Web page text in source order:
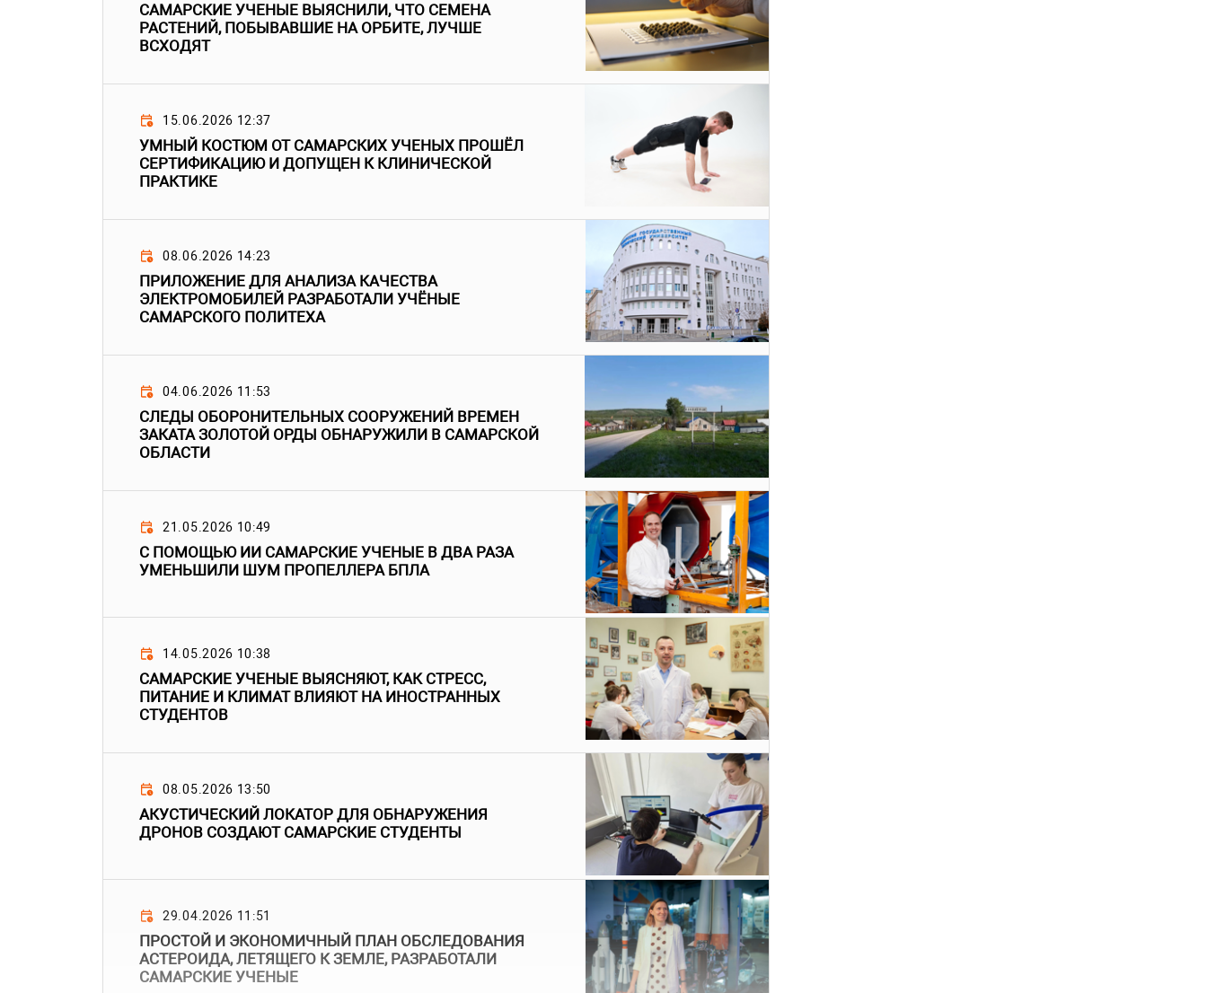
САМАРСКИЕ УЧЕНЫЕ ВЫЯСНИЛИ, ЧТО СЕМЕНА
РАСТЕНИЙ, ПОБЫВАВШИЕ НА ОРБИТЕ, ЛУЧШЕ
ВСХОДЯТ
15.06.2026 12:37
УМНЫЙ КОСТЮМ ОТ САМАРСКИХ УЧЕНЫХ ПРОШЁЛ
СЕРТИФИКАЦИЮ И ДОПУЩЕН К КЛИНИЧЕСКОЙ
ПРАКТИКЕ
08.06.2026 14:23
ПРИЛОЖЕНИЕ ДЛЯ АНАЛИЗА КАЧЕСТВА
ЭЛЕКТРОМОБИЛЕЙ РАЗРАБОТАЛИ УЧЁНЫЕ
САМАРСКОГО ПОЛИТЕХА
04.06.2026 11:53
СЛЕДЫ ОБОРОНИТЕЛЬНЫХ СООРУЖЕНИЙ ВРЕМЕН
ЗАКАТА ЗОЛОТОЙ ОРДЫ ОБНАРУЖИЛИ В САМАРСКОЙ
ОБЛАСТИ
21.05.2026 10:49
С ПОМОЩЬЮ ИИ САМАРСКИЕ УЧЕНЫЕ В ДВА РАЗА
УМЕНЬШИЛИ ШУМ ПРОПЕЛЛЕРА БПЛА
14.05.2026 10:38
САМАРСКИЕ УЧЕНЫЕ ВЫЯСНЯЮТ, КАК СТРЕСС,
ПИТАНИЕ И КЛИМАТ ВЛИЯЮТ НА ИНОСТРАННЫХ
СТУДЕНТОВ
08.05.2026 13:50
АКУСТИЧЕСКИЙ ЛОКАТОР ДЛЯ ОБНАРУЖЕНИЯ
ДРОНОВ СОЗДАЮТ САМАРСКИЕ СТУДЕНТЫ
29.04.2026 11:51
ПРОСТОЙ И ЭКОНОМИЧНЫЙ ПЛАН ОБСЛЕДОВАНИЯ
АСТЕРОИДА, ЛЕТЯЩЕГО К ЗЕМЛЕ, РАЗРАБОТАЛИ
САМАРСКИЕ УЧЕНЫЕ